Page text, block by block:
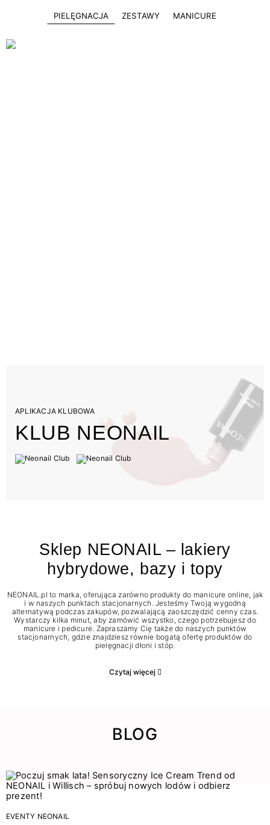
PIELĘGNACJA ZESTAWY MANICURE
APLIKACJA KLUBOWA
KLUB NEONAIL
Sklep NEONAIL – lakiery
hybrydowe, bazy i topy
NEONAIL.pl to marka, oferująca zarówno produkty do manicure online, jak
i w naszych punktach stacjonarnych. Jesteśmy Twoją wygodną
alternatywą podczas zakupów, pozwalającą zaoszczędzić cenny czas.
Wystarczy kilka minut, aby zamówić wszystko, czego potrzebujesz do
manicure i pedicure. Zapraszamy Cię także do naszych punktów
stacjonarnych, gdzie znajdziesz równie bogatą ofertę produktów do
pielęgnacji dłoni i stóp.
Czytaj więcej
BLOG
EVENTY NEONAIL